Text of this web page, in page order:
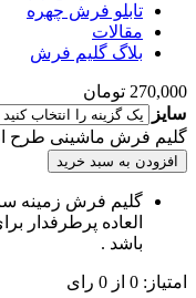
تابلو فرش چهره
مقالات
بلاگ گلیم فرش
270,000 تومان
سایز
گلیم فرش ماشینی طرح
افزودن به سبد خرید
گلیم فرش زمینه
العاده پرطرفدار
باشد .
امتیاز: 0 از 0 رای